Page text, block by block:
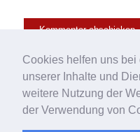
Cookies helfen uns
unserer Inhalte und
weitere Nutzung der
der Verwendung von
© Copyright -